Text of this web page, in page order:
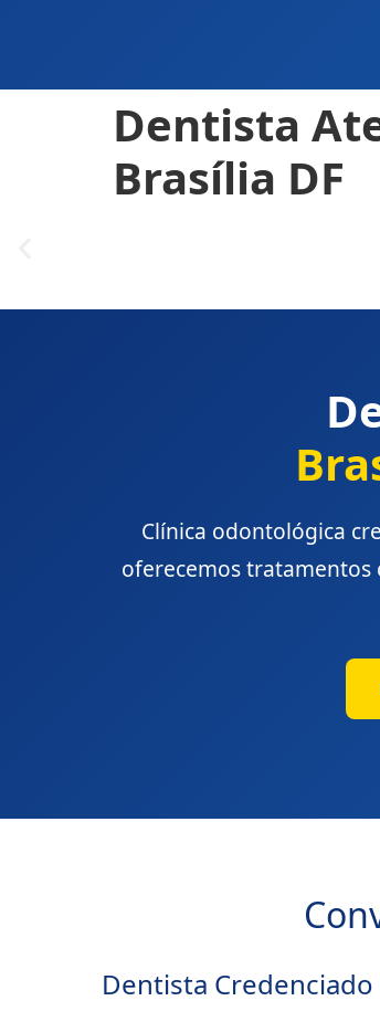
Dentista
Brasília DF
Clínica odontológica
oferecemos tratamentos
Dentista